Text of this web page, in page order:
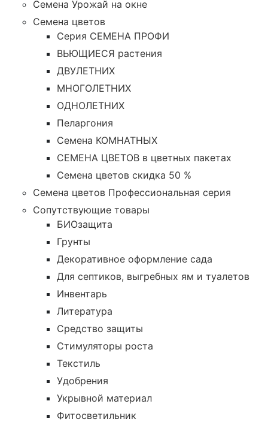
Семена Урожай на окне
Семена цветов
Cерия CЕМЕНА ПРОФИ
ВЬЮЩИЕСЯ растения
ДВУЛЕТНИХ
МНОГОЛЕТНИХ
ОДНОЛЕТНИХ
Пеларгония
Семена КОМНАТНЫХ
СЕМЕНА ЦВЕТОВ в цветных пакетах
Семена цветов скидка 50 %
Семена цветов Профессиональная серия
Сопутствующие товары
БИОзащита
Грунты
Декоративное оформление сада
Для септиков, выгребных ям и туалетов
Инвентарь
Литература
Средство защиты
Стимуляторы роста
Текстиль
Удобрения
Укрывной материал
Фитосветильник